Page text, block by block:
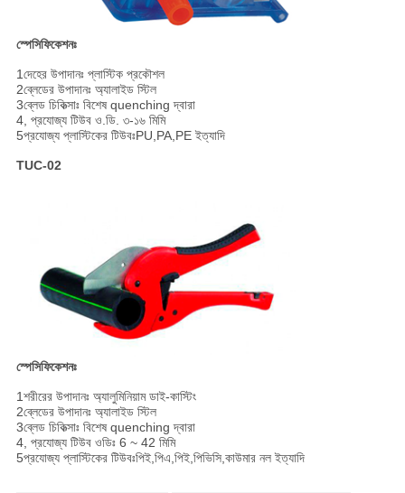
স্পেসিফিকেশনঃ
1দেহের উপাদানঃ প্লাস্টিক প্রকৌশল
2ব্লেডের উপাদানঃ অ্যালাইড স্টিল
3ব্লেড চিকিত্সাঃ বিশেষ quenching দ্বারা
4, প্রযোজ্য টিউব ও.ডি. ৩-১৬ মিমি
5প্রযোজ্য প্লাস্টিকের টিউবঃPU,PA,PE ইত্যাদি
TUC-02
স্পেসিফিকেশনঃ
1শরীরের উপাদানঃ অ্যালুমিনিয়াম ডাই-কাস্টিং
2ব্লেডের উপাদানঃ অ্যালাইড স্টিল
3ব্লেড চিকিত্সাঃ বিশেষ quenching দ্বারা
4, প্রযোজ্য টিউব ওডিঃ 6 ~ 42 মিমি
5প্রযোজ্য প্লাস্টিকের টিউবঃপিই,পিএ,পিই,পিভিসি,কাউমার নল ইত্যাদি